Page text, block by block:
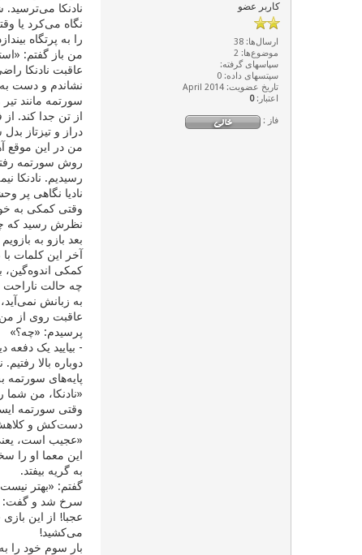
کاربر عضو
ارسال‌ها: 38
موضوع‌ها: 2
سپاسهای گرفته:
سپتسهای داده: 0
تاریخ عضویت: April 2014
اعتبار:0
فاز :
نادنکا
نگاه می‌کرد یا
را به پرتگاه
من باز گفتم:
عاقبت نادنکا
نشاندم و دست به
سورتمه مانند
از تن جدا کند.
دراز و تیزتاز
من در این ‌موقع
روش سورتمه
رسیدیم. نادنکا
نادیا نگاهی پر
وقتی کمکی به
نظرش رسید که
بعد بازو به
آخر این کلمات
کمکی اندوه‌گین،
چه حالت
به زبانش
عاقبت روی از من
پرسیدم: «چه؟»
- بیایید یک دفعه
دوباره بالا
پایه‌های سورتمه
«نادنکا، من
وقتی سورتمه
دست‌کش و کلاهش
«عجیب است،
این معما او را
به گریه بیفتد.
گفتم: «بهتر
سرخ شد و گفت:
عجبا! از این
می‌کشید!
بار سوم خود را